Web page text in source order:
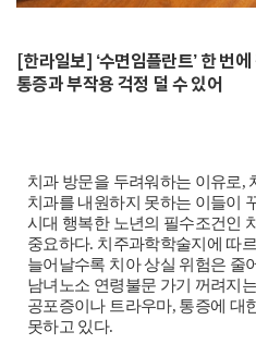
[한라일보] ‘수면임플란트’ 한 번
통증과 부작용 걱정 덜 수 있어
치과 방문을 두려워하는 이유로,
치과를 내원하지 못하는 이들이
시대 행복한 노년의 필수조건인
중요하다. 치주과학학술지에 따
늘어날수록 치아 상실 위험은 줄
남녀노소 연령불문 가기 꺼려지
공포증이나 트라우마, 통증에 대
못하고 있다.